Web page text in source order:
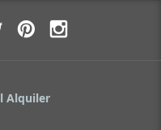
Alquiler